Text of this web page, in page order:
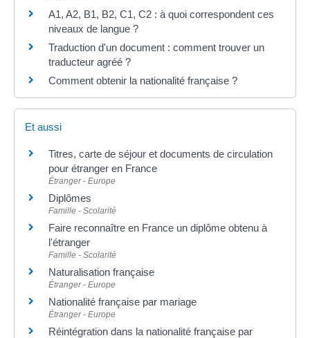
A1, A2, B1, B2, C1, C2 : à quoi correspondent ces
niveaux de langue ?
Traduction d'un document : comment trouver un
traducteur agréé ?
Comment obtenir la nationalité française ?
Et aussi
Titres, carte de séjour et documents de circulation
pour étranger en France
Étranger - Europe
Diplômes
Famille - Scolarité
Faire reconnaître en France un diplôme obtenu à
l'étranger
Famille - Scolarité
Naturalisation française
Étranger - Europe
Nationalité française par mariage
Étranger - Europe
Réintégration dans la nationalité française par